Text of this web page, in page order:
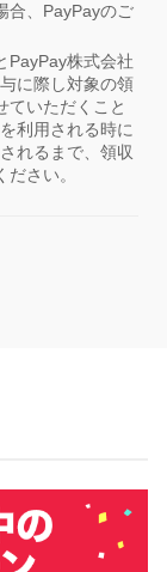
合、PayPayのご
PayPay株式会社
に際し対象の領
ていただくこと
利用される時に
れるまで、領収
さい。